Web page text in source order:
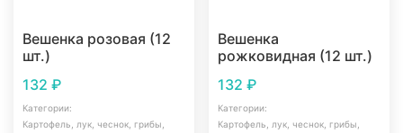
Вешенка розовая (12
шт.)
132 ₽
Категории:
Картофель, лук, чеснок, грибы
Вешенка
рожковидная (12 шт.)
132₽
Категории:
Картофель, лук, чеснок, грибы